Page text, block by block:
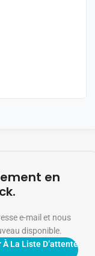
en
e-mail et nous
disponible.
À La Liste D’attente